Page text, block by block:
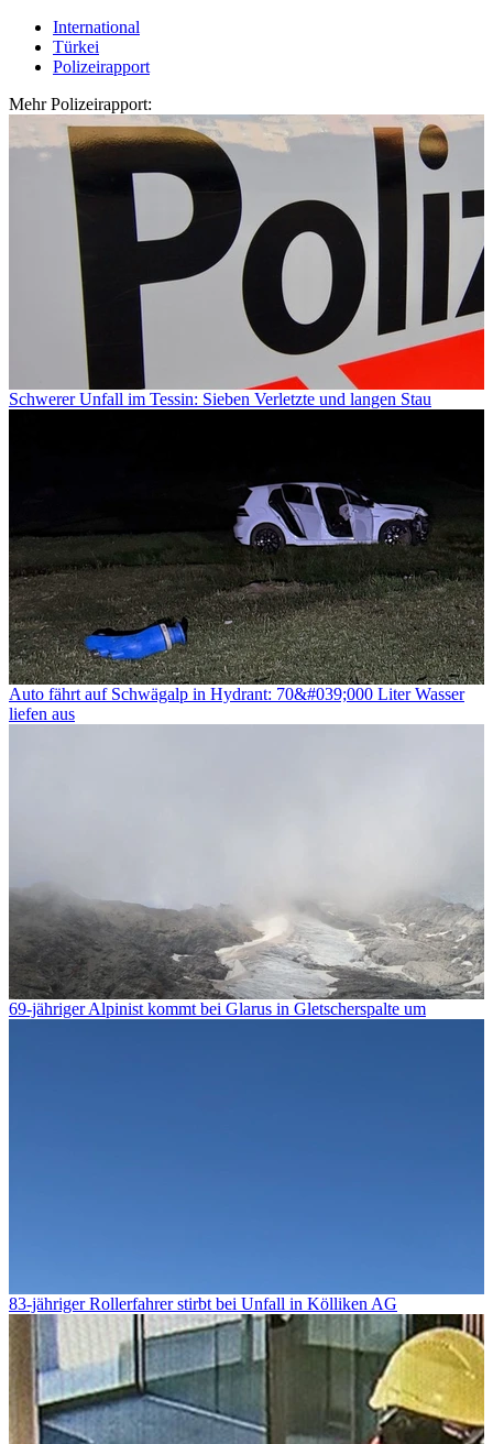
International
Türkei
Polizeirapport
Mehr Polizeirapport:
Schwerer Unfall im Tessin: Sieben Verletzte und langen Stau
Auto fährt auf Schwägalp in Hydrant: 70&#039;000 Liter Wasser
liefen aus
69-jähriger Alpinist kommt bei Glarus in Gletscherspalte um
83-jähriger Rollerfahrer stirbt bei Unfall in Kölliken AG